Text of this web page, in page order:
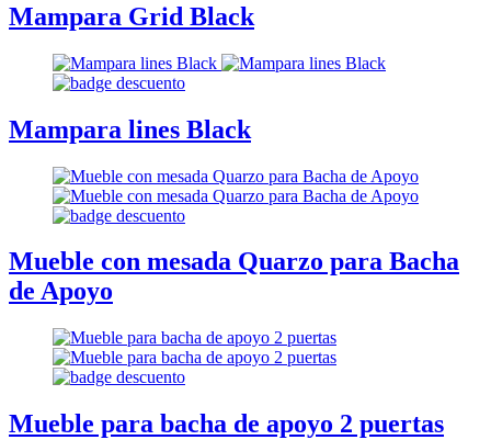
Mampara Grid Black
Mampara lines Black
Mueble con mesada Quarzo para Bacha
de Apoyo
Mueble para bacha de apoyo 2 puertas